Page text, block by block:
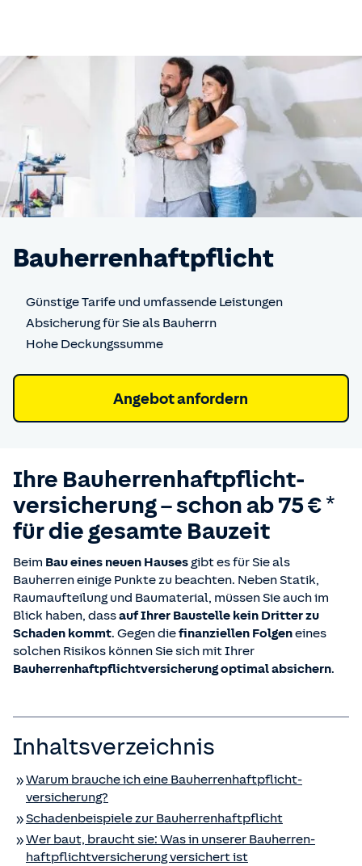
Bauherren­haftpflicht
Günstige Tarife und umfassende Leistungen
Absicherung für Sie als Bauherrn
Hohe Deckungssumme
Angebot anfordern
Ihre Bauherren­haftpflicht­
versicherung – schon ab 75 € *
für die gesamte Bauzeit
Beim Bau eines neuen Hauses gibt es für Sie als
Bauherren einige Punkte zu beachten. Neben Statik,
Raumaufteilung und Baumaterial, müssen Sie auch im
Blick haben, dassauf Ihrer Baustelle kein Dritter zu
Schaden kommt. Gegen diefinanziellen Folgeneines
solchen Risikos können Sie sich mit Ihrer
Bauherrenhaftpflichtversicherung optimal absichern.
Inhaltsverzeichnis
Warum brauche ich eine Bauherren­haftpflicht­
versicherung?
Schadenbeispiele zur Bauherren­haftpflicht
Wer baut, braucht sie: Was in unserer Bauherren­
haftpflicht­versicherung versichert ist